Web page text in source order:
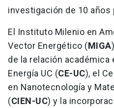
investigación de 10 años
El Instituto Milenio en
Vector Energético (MIGA
de la relación académica
Energía UC (CE-UC), el
en Nanotecnología y
(CIEN-UC) y la